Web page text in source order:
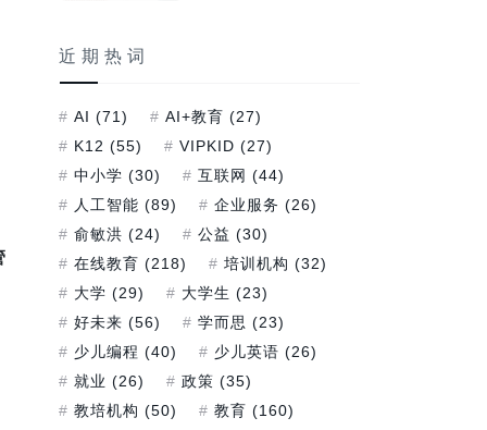
近期热词
AI (71) AI+教育 (27)
K12 (55) VIPKID (27)
中小学 (30) 互联网 (44)
人工智能 (89) 企业服务 (26)
俞敏洪 (24) 公益 (30)
在线教育 (218) 培训机构 (32)
大学 (29) 大学生 (23)
好未来 (56) 学而思 (23)
少儿编程 (40) 少儿英语 (26)
就业 (26) 政策 (35)
教培机构 (50) 教育 (160)